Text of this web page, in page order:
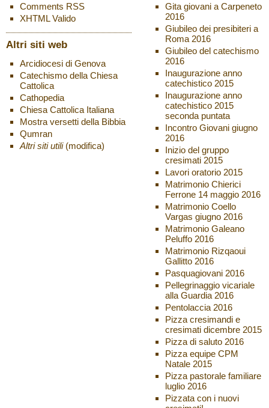
Comments RSS
XHTMLValido
Altri siti web
Arcidiocesi di Genova
Catechismo della Chiesa
Cattolica
Cathopedia
Chiesa Cattolica Italiana
Mostra versetti della Bibbia
Qumran
Altri siti utili (modifica)
Gita giovani a Carpeneto
2016
Giubileo dei presibiteri a
Roma 2016
Giubileo del catechismo
2016
Inaugurazione anno
catechistico 2015
Inaugurazione anno
catechistico 2015
seconda puntata
Incontro Giovani giugno
2016
Inizio del gruppo
cresimati 2015
Lavori oratorio 2015
Matrimonio Chierici
Ferrone 14 maggio 2016
Matrimonio Coello
Vargas giugno 2016
Matrimonio Galeano
Peluffo 2016
Matrimonio Rizqaoui
Gallitto 2016
Pasquagiovani 2016
Pellegrinaggio vicariale
alla Guardia 2016
Pentolaccia 2016
Pizza cresimandi e
cresimati dicembre 2015
Pizza di saluto 2016
Pizza equipe CPM
Natale 2015
Pizza pastorale familiare
luglio 2016
Pizzata con i nuovi